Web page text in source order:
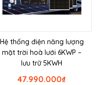
Hệ thống điện năng lượng
mặt trời hoà lưới 6KWP –
lưu trữ 5KWH
₫
47.990.000